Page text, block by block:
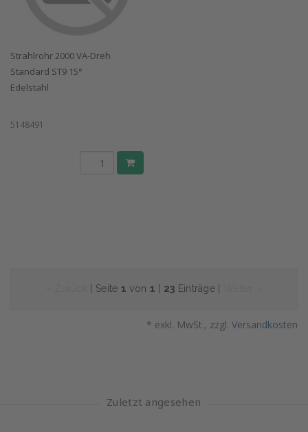
Strahlrohr 2000 VA-Dreh
Standard ST9 15°
Edelstahl
5148491
| Seite 1 von 1 23 Einträge |
* exkl. MwSt., zzgl. Versandkosten
Zuletzt angesehen